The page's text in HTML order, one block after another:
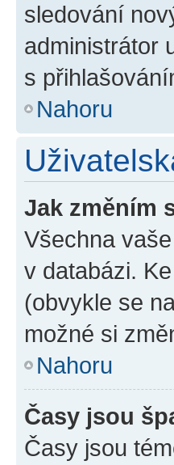
sledování
administrátor
s
Nahoru
Jak změním
Všechna
v databázi.
(obvykle se
možné si
Nahoru
Časy jsou
Časy jsou